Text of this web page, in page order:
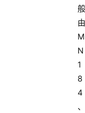
般
由
M
N
1
8
4
、